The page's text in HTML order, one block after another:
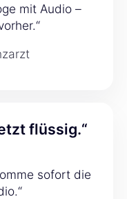
mit Audio –
flüssig.“
sofort die